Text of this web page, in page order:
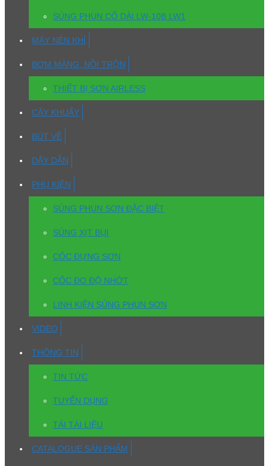
SÚNG PHUN CỔ DÀI LW-10B LW1
MÁY NÉN KHÍ
BƠM MÀNG, NỒI TRỘN
THIẾT BỊ SƠN AIRLESS
CÂY KHUẤY
BÚT VẼ
DÂY DẪN
PHỤ KIỆN
SÚNG PHUN SƠN ĐẶC BIỆT
SÚNG XỊT BỤI
CỐC ĐỰNG SƠN
CỐC ĐO ĐỘ NHỚT
LINH KIỆN SÚNG PHUN SƠN
VIDEO
THÔNG TIN
TIN TỨC
TUYỂN DỤNG
TẢI TÀI LIỆU
CATALOGUE SẢN PHẨM